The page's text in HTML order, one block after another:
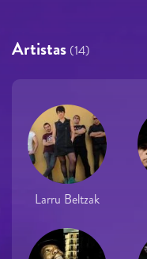
Artistas (14)
Larru Beltzak